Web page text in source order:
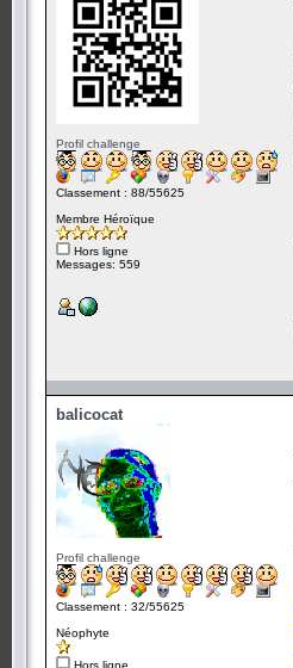
Profil challenge
Classement : 88/55625
Membre Héroïque
Hors ligne
Messages: 559
balicocat
Profil challenge
Classement : 32/55625
Néophyte
Hors ligne